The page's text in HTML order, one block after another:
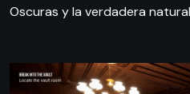
Oscuras y la verdadera